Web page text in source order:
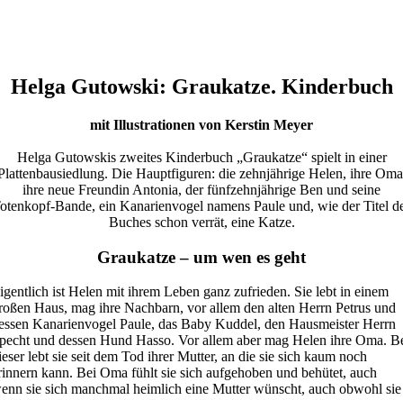
Helga Gutowski: Graukatze. Kinderbuch
mit Illustrationen von Kerstin Meyer
Helga Gutowskis zweites Kinderbuch „Graukatze“ spielt in einer
Die Hauptfiguren: die zehnjährige Helen, ihre
ihre neue Freundin Antonia, der fünfzehnjährige Ben und seine
Bande, ein Kanarienvogel namens Paule und, wie der Titel
Buches schon verrät, eine Katze.
Graukatze – um wen es geht
ist Helen mit ihrem Leben ganz zufrieden. Sie lebt in einem
Haus, mag ihre Nachbarn, vor allem den alten Herrn Petrus und
Kanarienvogel Paule, das Baby Kuddel, den Hausmeister Herrn
und dessen Hund Hasso. Vor allem aber mag Helen ihre Oma.
lebt sie seit dem Tod ihrer Mutter, an die sie sich kaum noch
kann. Bei Oma fühlt sie sich aufgehoben und behütet, auch
sie sich manchmal heimlich eine Mutter wünscht, auch obwohl sie